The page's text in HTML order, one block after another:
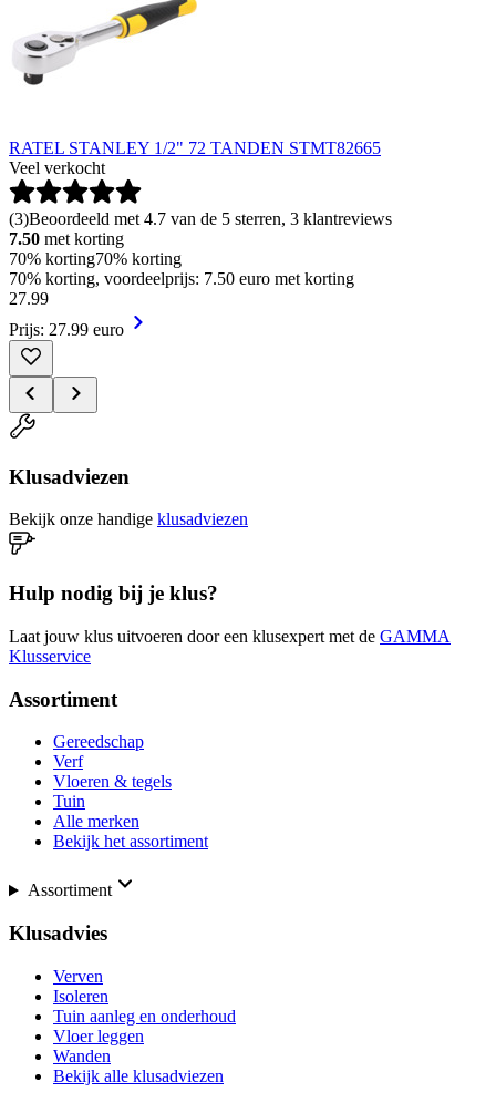
RATEL STANLEY 1/2" 72 TANDEN STMT82665
Veel verkocht
(3)Beoordeeld met 4.7 van de 5 sterren, 3 klantreviews
7.50 met korting
70% korting70% korting
70% korting, voordeelprijs: 7.50 euro met korting
27.99
Prijs: 27.99 euro
Klusadviezen
Bekijk onze handige klusadviezen
Hulp nodig bij je klus?
Laat jouw klus uitvoeren door een klusexpert met de GAMMA
Klusservice
Assortiment
Gereedschap
Verf
Vloeren & tegels
Tuin
Alle merken
Bekijk het assortiment
Assortiment
Klusadvies
Verven
Isoleren
Tuin aanleg en onderhoud
Vloer leggen
Wanden
Bekijk alle klusadviezen